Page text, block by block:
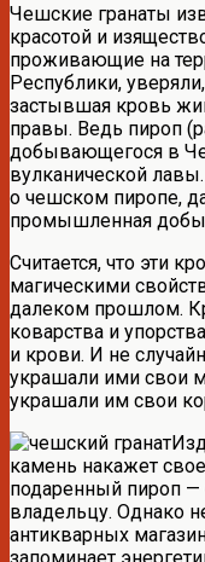
Чешские гранаты
красотой и
проживающие на
Республики,
застывшая кровь
правы. Ведь пироп
добывающегося в
вулканической
о чешском пиропе,
промышленная
Считается, что эти
магическими
далеком прошлом.
коварства и
и крови. И не
украшали ими свои
украшали им свои
камень накажет
подаренный пироп —
владельцу. Однако
антикварных
запоминает